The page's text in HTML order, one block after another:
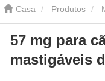
Casa Produtos
Antiinflamatório para
comprimidos mastigáveis
57 mg para
mastigáveis